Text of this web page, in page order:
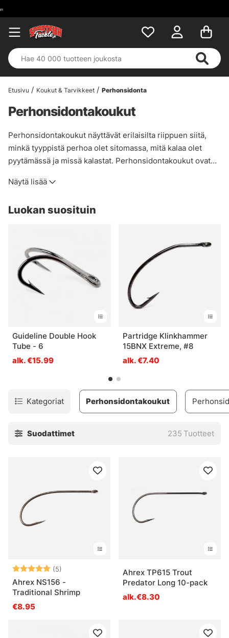
Etusivu Koukut & Tarvikkeet Perhonsidonta
Perhonsidontakoukut
Perhonsidontakoukut näyttävät erilaisilta riippuen siitä,
minkä tyyppistä perhoa olet sitomassa, mitä kalaa olet
pyytämässä ja missä kalastat. Perhonsidontakoukut ovat
varsi, jotta perhosi mahtuu koukkuun. On myös olemassa
koukkusilmät jigikärpästen sitomista varten, ja
perhonsidontakoukkua perhonsidontaan ja putkiperhojen
sitomiseen, olet tullut oikeaan paikkaan. Meiltä löytyy
yksittäisiä ja kolmoiskoukkuja eri tyyleillä erilaisiin
perhokalastustyyleihin!
Näytä lisää
Luokan suosituin
Guideline Double Hook
Tube - 6
alk. €15.99
Partridge Klinkhammer
15BNX Extreme, #8
alk. €7.40
Kategoriat Perhonsidontakoukut
Suodattimet 235 Tuotteet
Arvio: (5)
5.0 5:sta tähdestä
Ahrex NS156 -
Traditional Shrimp
€8.95
Ahrex TP615 Trout
Predator Long 10-pack
alk.€8.30